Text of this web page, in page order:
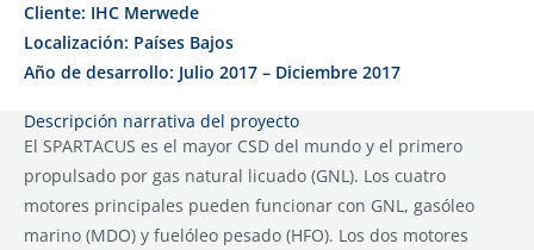
Cliente: IHC Merwede
Localización: Países Bajos
Año de desarrollo: Julio 2017 – Diciembre 2017
Descripción narrativa del proyecto
El SPARTACUS es el mayor CSD del mundo y el primero
propulsado por gas natural licuado (GNL). Los cuatro
motores principales pueden funcionar con GNL, gasóleo
marino (MDO) y fuelóleo pesado (HFO). Los dos motores